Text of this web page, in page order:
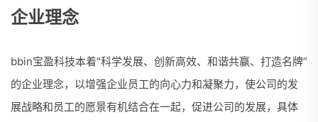
企业理念
bbin宝盈科技本着"科学发展、创新高效、和谐共赢、打造名牌”
的企业理念，以增强企业员工的向心力和凝聚力，使公司的发
展战略和员工的愿景有机结合在一起，促进公司的发展，具体